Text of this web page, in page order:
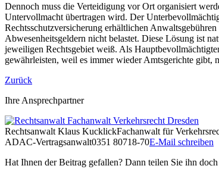
Dennoch muss die Verteidigung vor Ort organisiert
Untervollmacht übertragen wird. Der
Rechtsschutzversicherung erhältlichen
Abwesenheitsgeldern nicht belastet. Diese Lösung ist
jeweiligen Rechtsgebiet weiß. Als
gewährleisten, weil es immer wieder Amtsgerichte gibt,
Zurück
Ihre Ansprechpartner
Rechtsanwalt Klaus KucklickFachanwalt für
ADAC-Vertragsanwalt0351 80718-70E-Mail schreiben
Hat Ihnen der Beitrag gefallen? Dann teilen Sie ihn